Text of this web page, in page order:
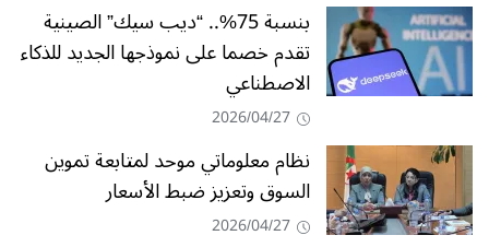
بنسبة 75%.. “ديب سيك” الصينية
تقدم خصما على نموذجها الجديد للذكاء
الاصطناعي
2026/04/27
نظام معلوماتي موحد لمتابعة تموين
السوق وتعزيز ضبط الأسعار
2026/04/27